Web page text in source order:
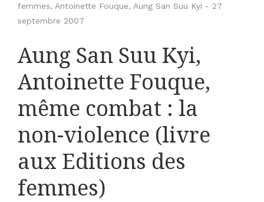
femmes, Antoinette Fouque, Aung San Suu Kyi - 27
septembre 2007
Aung San Suu Kyi,
Antoinette Fouque,
même combat : la
non-violence (livre
aux Editions des
femmes)